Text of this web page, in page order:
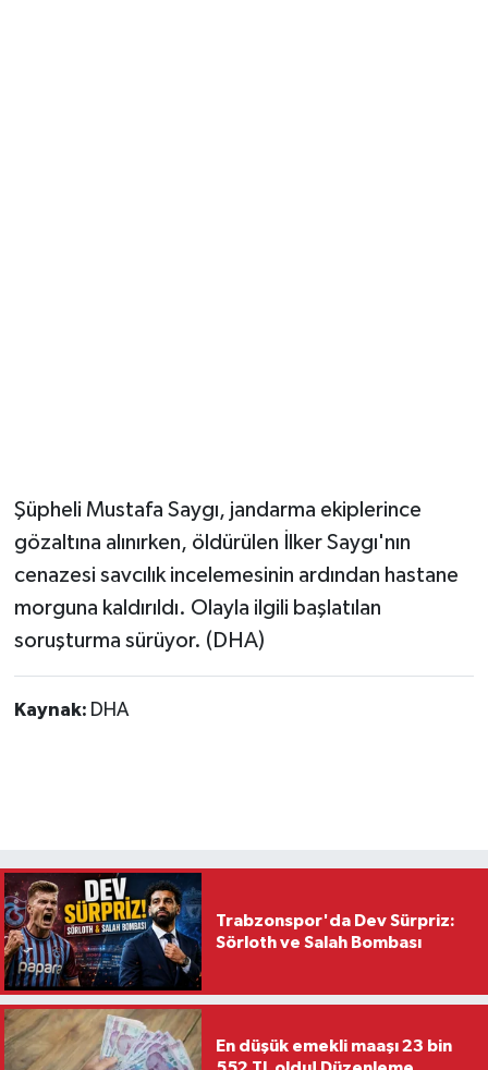
Şüpheli Mustafa Saygı, jandarma ekiplerince
gözaltına alınırken, öldürülen İlker Saygı'nın
cenazesi savcılık incelemesinin ardından hastane
morguna kaldırıldı. Olayla ilgili başlatılan
soruşturma sürüyor. (DHA)
Kaynak: DHA
Trabzonspor'da Dev Sürpriz:
Sörloth ve Salah Bombası
En düşük emekli maaşı 23 bin